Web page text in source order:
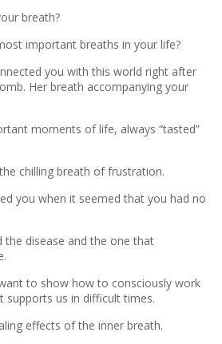
breath?
important breaths in your life?
you with this world right after
Her breath accompanying your
moments of life, always “tasted”
chilling breath of frustration.
you when it seemed that you had no
the disease and the one that
to show how to consciously work
us in difficult times.
effects of the inner breath.